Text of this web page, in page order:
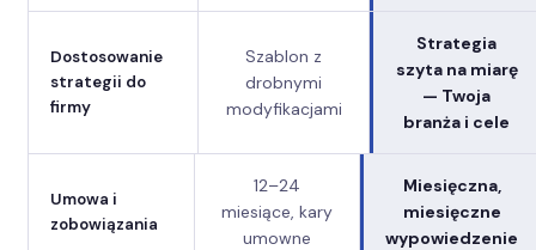
Dostosowanie
strategii do
firmy
Szablon z
drobnymi
modyfikacjami
Strategia
szyta na miarę
— Twoja
branża i cele
Umowa i
zobowiązania
12–24
miesiące, kary
umowne
Miesięczna,
miesięczne
wypowiedzenie